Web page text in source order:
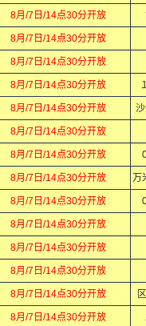
8月/7日/14点30分开放
8月/7日/14点30分开放
8月/7日/14点30分开放
8月/7日/14点30分开放
8月/7日/14点30分开放
8月/7日/14点30分开放
8月/7日/14点30分开放
8月/7日/14点30分开放 万
8月/7日/14点30分开放
8月/7日/14点30分开放
8月/7日/14点30分开放
8月/7日/14点30分开放
8月/7日/14点30分开放
8月/7日/14点30分开放